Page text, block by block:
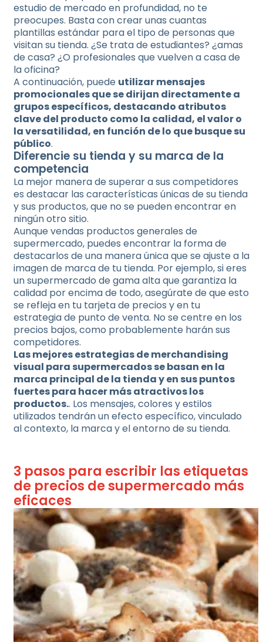
estudio de mercado en profundidad, no te
preocupes. Basta con crear unas cuantas
plantillas estándar para el tipo de personas que
visitan su tienda. ¿Se trata de estudiantes? ¿amas
de casa? ¿O profesionales que vuelven a casa de
la oficina?
A continuación, puede utilizar mensajes
promocionales que se dirijan directamente a
grupos específicos, destacando atributos
clave del producto como la calidad, el valor o
la versatilidad, en función de lo que busque su
público.
Diferencie su tienda y su marca de la
competencia
La mejor manera de superar a sus competidores
es destacar las características únicas de su tienda
y sus productos, que no se pueden encontrar en
ningún otro sitio.
Aunque vendas productos generales de
supermercado, puedes encontrar la forma de
destacarlos de una manera única que se ajuste a la
imagen de marca de tu tienda. Por ejemplo, si eres
un supermercado de gama alta que garantiza la
calidad por encima de todo, asegúrate de que esto
se refleja en tu tarjeta de precios y en tu
estrategia de punto de venta. No se centre en los
precios bajos, como probablemente harán sus
competidores.
Las mejores estrategias de merchandising
visual para supermercados se basan en la
marca principal de la tienda y en sus puntos
fuertes para hacer más atractivos los
productos.. Los mensajes, colores y estilos
utilizados tendrán un efecto específico, vinculado
al contexto, la marca y el entorno de su tienda.
3 pasos para escribir las etiquetas
de precios de supermercado más
eficaces